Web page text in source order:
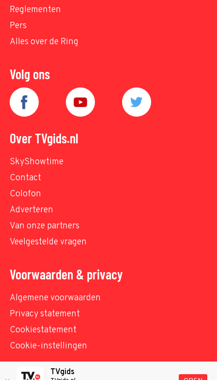
Reglementen
Pers
Alles over de Ring
Volg ons
Over TVgids.nl
SkyShowtime
Contact
Colofon
Adverteren
Van onze partners
Veelgestelde vragen
Voorwaarden & privacy
Algemene voorwaarden
Privacy statement
Cookiestatement
Cookie-instellingen
TVgids